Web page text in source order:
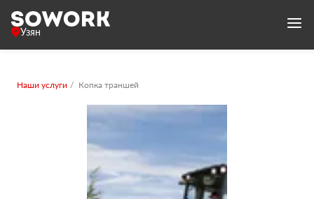
Узян
Наши услуги Копка траншей